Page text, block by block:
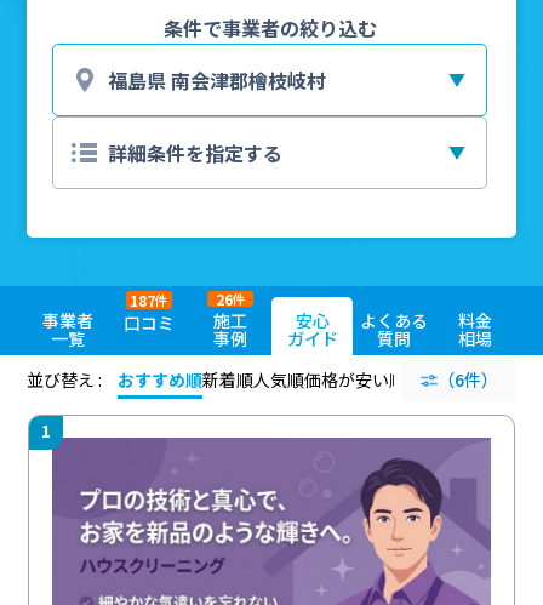
条件で事業者の絞り込む
事業者
一覧
口コミ
187件
施工
事例
26件
安心
ガイド
よくある
質問
料金
相場
並び替え :
おすすめ順新着順人気順価格が安い順 評価が高い順
（6件）
1